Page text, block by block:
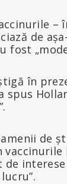
de
fost
în
spus
de
de